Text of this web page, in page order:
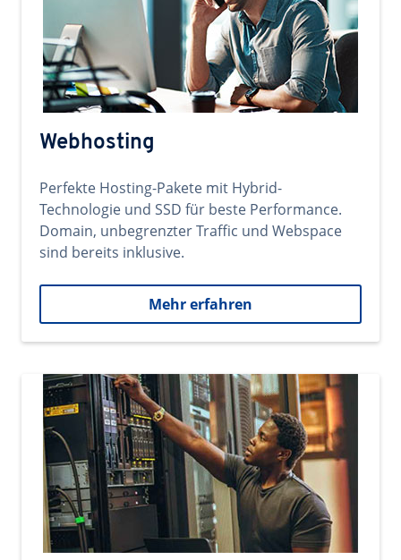
Webhosting
Perfekte Hosting-Pakete mit Hybrid-
Technologie und SSD für beste Performance.
Domain, unbegrenzter Traffic und Webspace
sind bereits inklusive.
Mehr erfahren